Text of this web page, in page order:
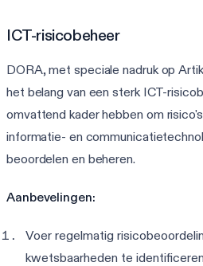
ICT-risicobeheer
DORA, met speciale nadruk op
het belang van een sterk ICT-
omvattend kader hebben om
informatie- en
beoordelen en beheren.
Aanbevelingen:
Voer regelmatig
kwetsbaarheden te